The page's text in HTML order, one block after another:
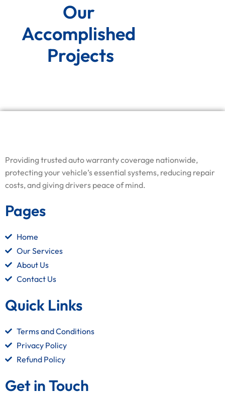
Our
Accomplished
Projects
Providing trusted auto warranty coverage nationwide,
protecting your vehicle’s essential systems, reducing repair
costs, and giving drivers peace of mind.
Pages
Home
Our Services
About Us
Contact Us
Quick Links
Terms and Conditions
Privacy Policy
Refund Policy
Get in Touch